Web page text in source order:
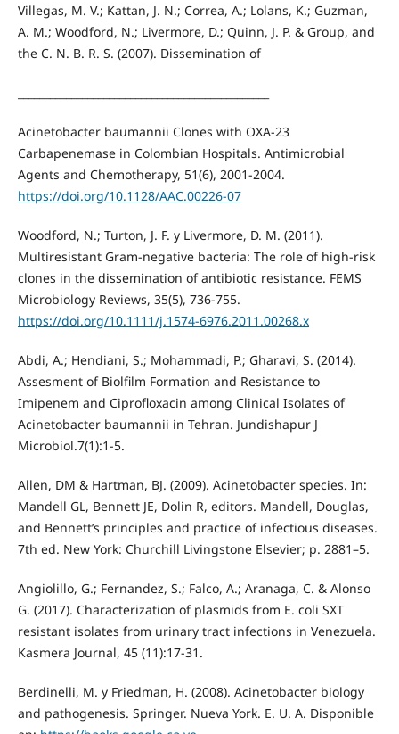
Villegas, M. V.; Kattan, J. N.; Correa, A.; Lolans, K.; Guzman,
A. M.; Woodford, N.; Livermore, D.; Quinn, J. P. & Group, and
the C. N. B. R. S. (2007). Dissemination of
Acinetobacter baumannii Clones with OXA-23
Carbapenemase in Colombian Hospitals. Antimicrobial
Agents and Chemotherapy, 51(6), 2001-2004.
https://doi.org/10.1128/AAC.00226-07
Woodford, N.; Turton, J. F. y Livermore, D. M. (2011).
Multiresistant Gram-negative bacteria: The role of high-risk
clones in the dissemination of antibiotic resistance. FEMS
Microbiology Reviews, 35(5), 736-755.
https://doi.org/10.1111/j.1574-6976.2011.00268.x
Abdi, A.; Hendiani, S.; Mohammadi, P.; Gharavi, S. (2014).
Assesment of Biolfilm Formation and Resistance to
Imipenem and Ciprofloxacin among Clinical Isolates of
Acinetobacter baumannii in Tehran. Jundishapur J
Microbiol.7(1):1-5.
Allen, DM & Hartman, BJ. (2009). Acinetobacter species. In:
Mandell GL, Bennett JE, Dolin R, editors. Mandell, Douglas,
and Bennett’s principles and practice of infectious diseases.
7th ed. New York: Churchill Livingstone Elsevier; p. 2881–5.
Angiolillo, G.; Fernandez, S.; Falco, A.; Aranaga, C. & Alonso
G. (2017). Characterization of plasmids from E. coli SXT
resistant isolates from urinary tract infections in Venezuela.
Kasmera Journal, 45 (11):17-31.
Berdinelli, M. y Friedman, H. (2008). Acinetobacter biology
and pathogenesis. Springer. Nueva York. E. U. A. Disponible